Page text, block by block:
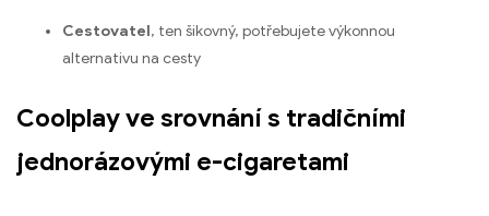
Cestovatel, ten šikovný, potřebujete výkonnou
alternativu na cesty
Coolplay ve srovnání s tradičními
jednorázovými e-cigaretami